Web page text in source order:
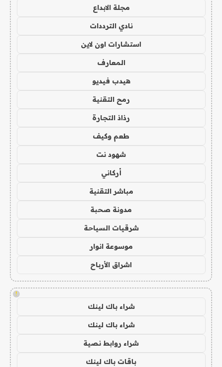
مجلة الابداع
نادي الترددات
استشارات اون لاين
المعارف
هيدب فيديو
رمح التقنية
رذاذ التجارة
طعم وكيف
شهود نت
أركاني
مباشر التقنية
مدونة صحبة
شرقيات السياحة
موسوعة انوار
اشراق الأرباح
!
شراء باك لينك
شراء باك لينك
شراء روابط نصية
باقات باك لينك